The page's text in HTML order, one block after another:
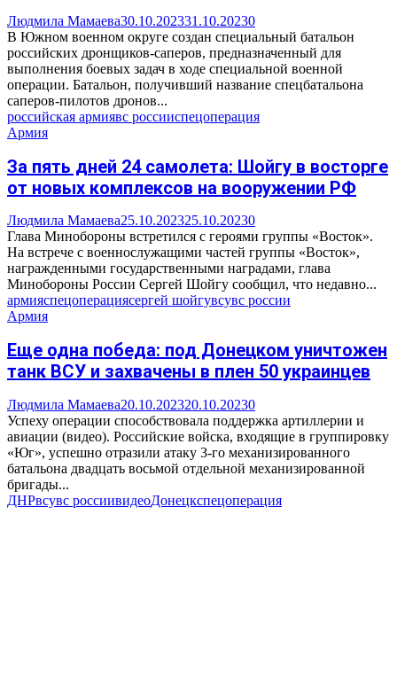
Людмила Мамаева30.10.202331.10.20230
В Южном военном округе создан специальный батальон
российских дронщиков-саперов, предназначенный для
выполнения боевых задач в ходе специальной военной
операции. Батальон, получивший название спецбатальона
саперов-пилотов дронов...
российская армиявс россииспецоперация
Армия
За пять дней 24 самолета: Шойгу в восторге
от новых комплексов на вооружении РФ
Людмила Мамаева25.10.202325.10.20230
Глава Минобороны встретился с героями группы «Восток».
На встрече с военнослужащими частей группы «Восток»,
награжденными государственными наградами, глава
Минобороны России Сергей Шойгу сообщил, что недавно...
армияспецоперациясергей шойгувсувс россии
Армия
Еще одна победа: под Донецком уничтожен
танк ВСУ и захвачены в плен 50 украинцев
Людмила Мамаева20.10.202320.10.20230
Успеху операции способствовала поддержка артиллерии и
авиации (видео). Российские войска, входящие в группировку
«Юг», успешно отразили атаку 3-го механизированного
батальона двадцать восьмой отдельной механизированной
бригады...
ДНРвсувс россиивидеоДонецкспецоперация